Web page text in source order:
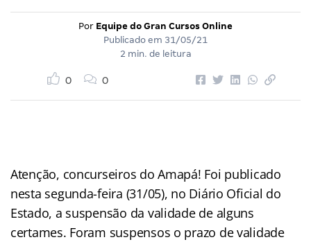
Por Equipe do Gran Cursos Online
Publicado em 31/05/21
2 min. de leitura
0 0
Atenção, concurseiros do Amapá! Foi publicado
nesta segunda-feira (31/05), no Diário Oficial do
Estado, a suspensão da validade de alguns
certames. Foram suspensos o prazo de validade